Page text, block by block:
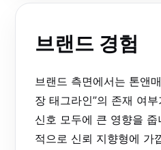
브랜드 경험
브랜드 측면에서는 톤앤
장 태그라인”의 존재 여
신호 모두에 큰 영향을
적으로 신뢰 지향형에 가